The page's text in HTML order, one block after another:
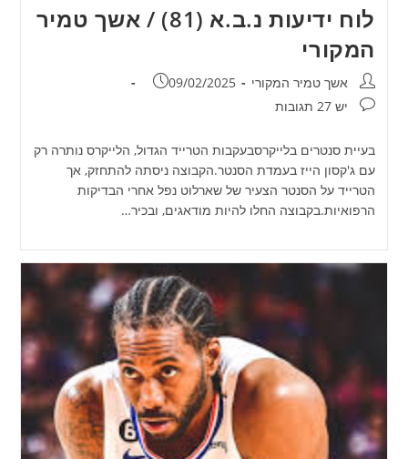
לוח ידיעות נ.ב.א (81) / אשך טמיר
המקורי
מחבר:אשך טמיר המקורי פורסם:
09/02/2025
תגובות:
יש 27 תגובות
בעיית סנטרים בלייקרסבעקבות הטרייד הגדול, הלייקרס נותרה רק
עם ג'קסון הייז בעמדת הסנטר.הקבוצה ניסתה להתחזק, אך
הטרייד על הסנטר הצעיר של שארלוט נפל אחרי הבדיקות
הרפואיות.בקבוצה החלו להיות מודאגים, ובכיר…